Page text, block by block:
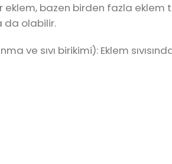
eklem, bazen birden fazla eklem
da olabilir.
ve sıvı birikimi): Eklem